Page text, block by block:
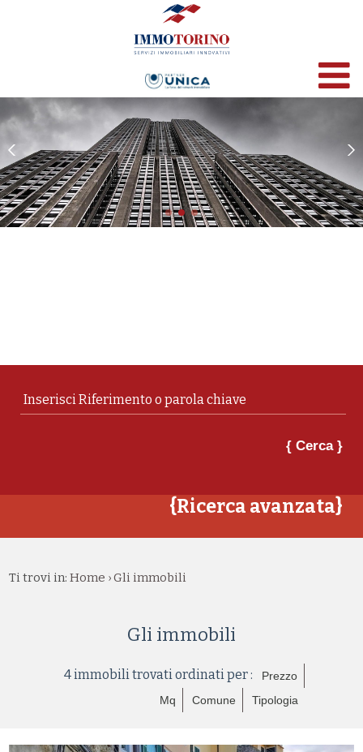
{ Cerca }
{Ricerca avanzata}
Ti trovi in: Home ›Gli immobili
Gli immobili
4 immobili trovati ordinati per :
Prezzo
Mq
Comune Tipologia